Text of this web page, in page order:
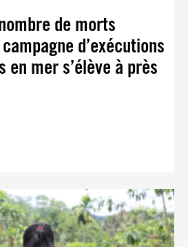
de morts
d’exécutions
mer s’élève à près